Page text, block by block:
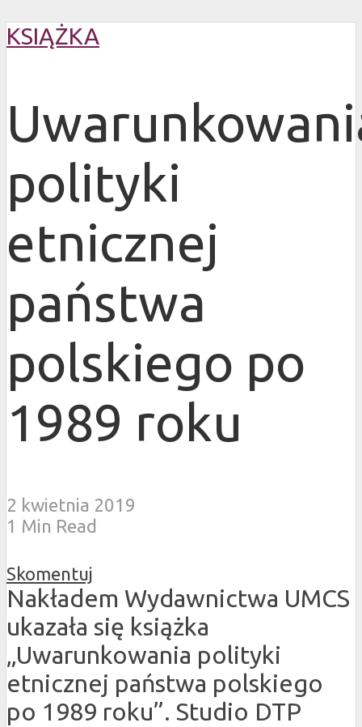
KSIĄŻKA
polityki
etnicznej
państwa
polskiego po
1989 roku
2 kwietnia 2019
1 Min Read
Skomentuj
Nakładem Wydawnictwa UMCS
ukazała się książka
„Uwarunkowania polityki
etnicznej państwa polskiego
po 1989 roku”. Studio DTP